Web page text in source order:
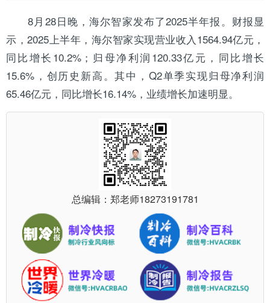
8月28日晚，海尔智家发布了2025半年报。财报显
示，2025上半年，海尔智家实现营业收入1564.94亿元，
同比增长10.2%；归母净利润120.33亿元，同比增长
15.6%，创历史新高。其中，Q2单季实现归母净利润
65.46亿元，同比增长16.14%，业绩增长加速明显。
总编辑：郑老师18273191781